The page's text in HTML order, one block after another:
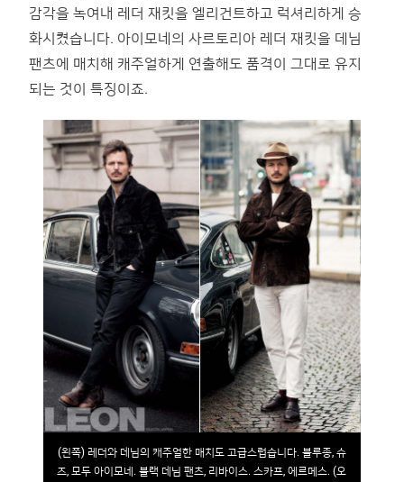
감각을 녹여내 레더 재킷을 엘리건트하고 럭셔리하게 승
화시켰습니다. 아이모네의 사르토리아 레더 재킷을 데님
팬츠에 매치해 캐주얼하게 연출해도 품격이 그대로 유지
되는 것이 특징이죠.
(왼쪽) 레더와 데님의 캐주얼한 매치도 고급스럽습니다. 블루종, 슈
즈, 모두 아이모네. 블랙 데님 팬츠, 리바이스. 스카프, 에르메스. (오